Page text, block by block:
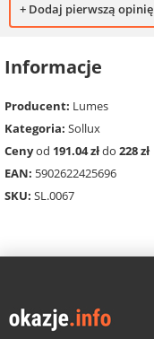
+ Dodaj pierwszą opinię
Informacje
Producent: Lumes
Kategoria: Sollux
Cenyod 191.04 złdo 228 zł
EAN: 5902622425696
SKU: SL.0067